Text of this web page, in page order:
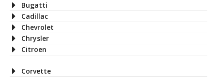
Bugatti
Cadillac
Chevrolet
Chrysler
Citroen
Corvette